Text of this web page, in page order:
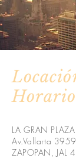
LA GRAN
Av.Vallarta
ZAPOPAN, JAL